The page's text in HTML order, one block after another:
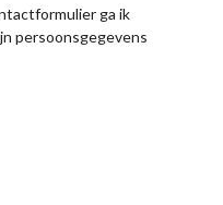
ga ik
persoonsgegevens